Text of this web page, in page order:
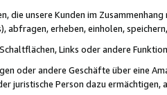
die unsere Kunden im
abfragen, erheben, einholen,
Links oder andere
oder andere Geschäfte über eine
juristische Person dazu